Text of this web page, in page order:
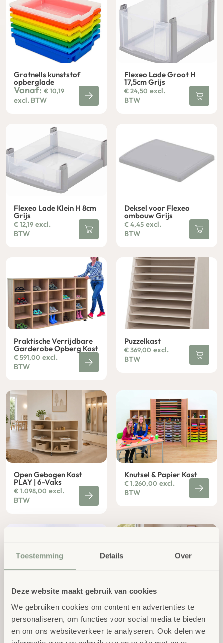
Toestemming Details Over
Deze website maakt gebruik van cookies
We gebruiken cookies om content en advertenties te
personaliseren, om functies voor social media te bieden
en om ons websiteverkeer te analyseren. Ook delen we
Gratnells kunststof
opberglade
Vanaf: €10,19
excl. BTW
Flexeo Lade Groot H
17,5cm Grijs
€24,50 excl.
BTW
Flexeo Lade Klein H 8cm
Grijs
€12,19 excl.
BTW
Deksel voor Flexeo
ombouw Grijs
€4,45 excl.
BTW
Praktische Verrijdbare
Garderobe Opberg Kast
€591,00 excl.
BTW
Puzzelkast
€369,00 excl.
BTW
Open Gebogen Kast
PLAY | 6-Vaks
€1.098,00 excl.
BTW
Knutsel & Papier Kast
€1.260,00 excl.
BTW
Papier Kast
€1.450,00 excl.
Bouwtafel DK
€944,00 excl.
BTW